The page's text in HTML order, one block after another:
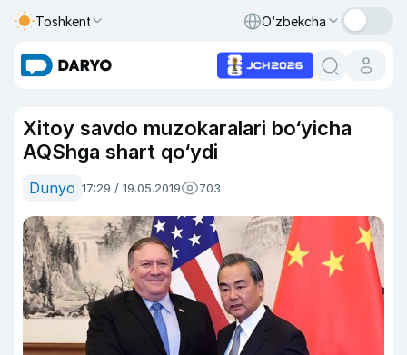
Toshkent O‘zbekcha
Xitoy savdo muzokaralari bo‘yicha
AQShga shart qo‘ydi
Dunyo 17:29 / 19.05.2019 703